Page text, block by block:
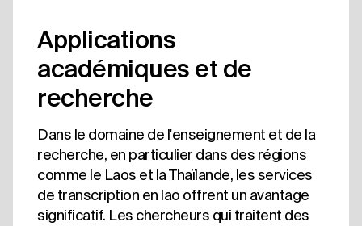
Applications
académiques et de
recherche
Dans le domaine de l'enseignement et de la
recherche, en particulier dans des régions
comme le Laos et la Thaïlande, les services
de transcription en lao offrent un avantage
significatif. Les chercheurs qui traitent des